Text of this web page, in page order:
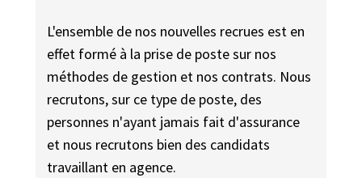
L'ensemble de nos nouvelles recrues est en
effet formé à la prise de poste sur nos
méthodes de gestion et nos contrats. Nous
recrutons, sur ce type de poste, des
personnes n'ayant jamais fait d'assurance
et nous recrutons bien des candidats
travaillant en agence.